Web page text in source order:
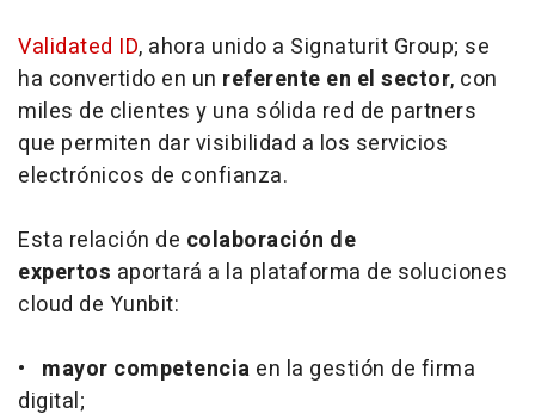
Validated ID, ahora unido a Signaturit Group; se
ha convertido en un referente en el sector, con
miles de clientes y una sólida red de partners
que permiten dar visibilidad a los servicios
electrónicos de confianza.
Esta relación de colaboración de
expertos aportará a la plataforma de soluciones
cloud de Yunbit:
• mayor competencia en la gestión de firma
digital;